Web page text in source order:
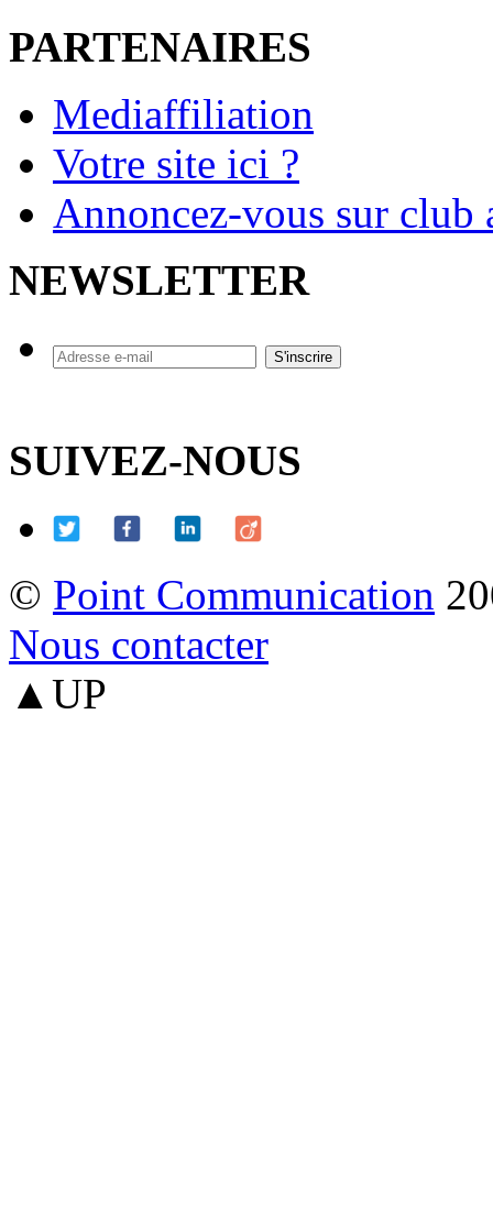
PARTENAIRES
Mediaffiliation
Votre site ici ?
Annoncez-vous sur
NEWSLETTER
SUIVEZ-NOUS
© Point Communication
Nous contacter
▲UP